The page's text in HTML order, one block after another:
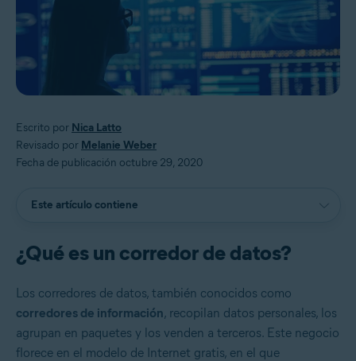
Escrito por Nica Latto
Revisado por Melanie Weber
Fecha de publicación octubre 29, 2020
Este artículo contiene
¿Qué es un corredor de datos?
Los corredores de datos, también conocidos como
corredores de información, recopilan datos personales, los
agrupan en paquetes y los venden a terceros. Este negocio
florece en el modelo de Internet gratis, en el que